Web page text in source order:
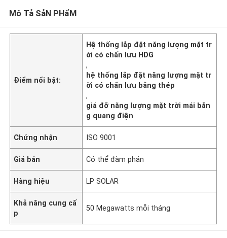
Mô Tả SảN PHẩM
Điểm nổi bật:
Hệ thống lắp đặt năng lượng mặt tr
ời có chấn lưu HDG
,
hệ thống lắp đặt năng lượng mặt tr
ời có chấn lưu bằng thép
,
giá đỡ năng lượng mặt trời mái bằn
g quang điện
Chứng nhận ISO 9001
Giá bán Có thể đàm phán
Hàng hiệu LP SOLAR
Khả năng cung cấ
p
50 Megawatts mỗi tháng